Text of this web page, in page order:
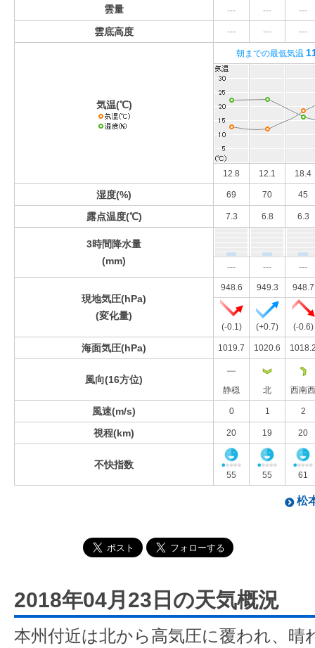
雲量 --- --- ---
雲底高度 --- --- ---
気温(℃)
朝までの最低気温
12.8 12.1 18.4
湿度(%) 69 70 45
露点温度(℃) 7.3 6.8 6.3
3時間降水量
(mm)
--- --- ---
現地気圧(hPa)
(変化量)
948.6 949.3 948.7
(-0.1) (+0.7) (-0.6)
海面気圧(hPa) 1019.7 1020.6
風向(16方位)
静穏 北 西南西
風速(m/s) 0 1 2
視程(km) 20 19 20
不快指数
55 55 61
松
2018年04月23日の天気概況
本州付近は北から高気圧に覆われ、晴